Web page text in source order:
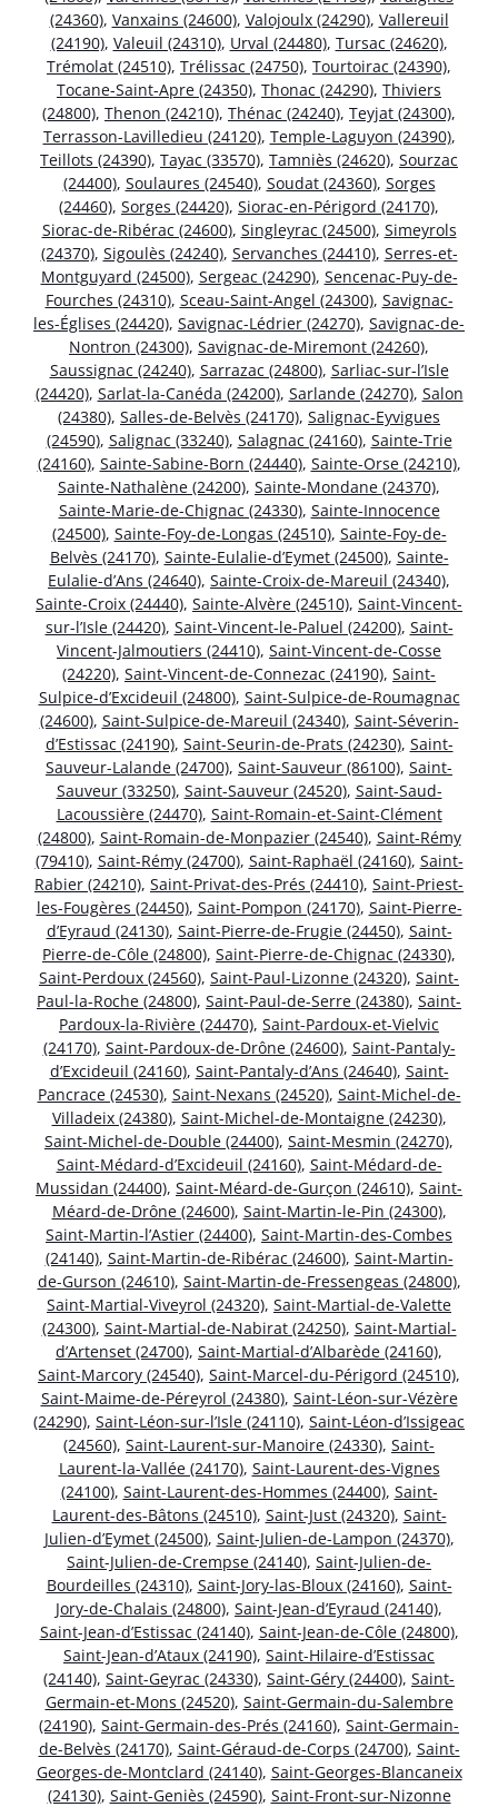
(24360), Vanxains (24600), Valojoulx (24290), Vallereuil
(24190), Valeuil (24310), Urval (24480), Tursac (24620),
Trémolat (24510), Trélissac (24750), Tourtoirac (24390),
Tocane-Saint-Apre (24350), Thonac (24290), Thiviers
(24800), Thenon (24210), Thénac (24240), Teyjat (24300),
Terrasson-Lavilledieu (24120), Temple-Laguyon (24390),
Teillots (24390), Tayac (33570), Tamniès (24620), Sourzac
(24400), Soulaures (24540), Soudat (24360), Sorges
(24460), Sorges (24420), Siorac-en-Périgord (24170),
Siorac-de-Ribérac (24600), Singleyrac (24500), Simeyrols
(24370), Sigoulès (24240), Servanches (24410), Serres-et-
Montguyard (24500), Sergeac (24290), Sencenac-Puy-de-
Fourches (24310), Sceau-Saint-Angel (24300), Savignac-
les-Églises (24420), Savignac-Lédrier (24270), Savignac-de-
Nontron (24300), Savignac-de-Miremont (24260),
Saussignac (24240), Sarrazac (24800), Sarliac-sur-l’Isle
(24420), Sarlat-la-Canéda (24200), Sarlande (24270), Salon
(24380), Salles-de-Belvès (24170), Salignac-Eyvigues
(24590), Salignac (33240), Salagnac (24160), Sainte-Trie
(24160), Sainte-Sabine-Born (24440), Sainte-Orse (24210),
Sainte-Nathalène (24200), Sainte-Mondane (24370),
Sainte-Marie-de-Chignac (24330), Sainte-Innocence
(24500), Sainte-Foy-de-Longas (24510), Sainte-Foy-de-
Belvès (24170), Sainte-Eulalie-d’Eymet (24500), Sainte-
Eulalie-d’Ans (24640), Sainte-Croix-de-Mareuil (24340),
Sainte-Croix (24440), Sainte-Alvère (24510), Saint-Vincent-
sur-l’Isle (24420), Saint-Vincent-le-Paluel (24200), Saint-
Vincent-Jalmoutiers (24410), Saint-Vincent-de-Cosse
(24220), Saint-Vincent-de-Connezac (24190), Saint-
Sulpice-d’Excideuil (24800), Saint-Sulpice-de-Roumagnac
(24600), Saint-Sulpice-de-Mareuil (24340), Saint-Séverin-
d’Estissac (24190), Saint-Seurin-de-Prats (24230), Saint-
Sauveur-Lalande (24700), Saint-Sauveur (86100), Saint-
Sauveur (33250), Saint-Sauveur (24520), Saint-Saud-
Lacoussière (24470), Saint-Romain-et-Saint-Clément
(24800), Saint-Romain-de-Monpazier (24540), Saint-Rémy
(79410), Saint-Rémy (24700), Saint-Raphaël (24160), Saint-
Rabier (24210), Saint-Privat-des-Prés (24410), Saint-Priest-
les-Fougères (24450), Saint-Pompon (24170), Saint-Pierre-
d’Eyraud (24130), Saint-Pierre-de-Frugie (24450), Saint-
Pierre-de-Côle (24800), Saint-Pierre-de-Chignac (24330),
Saint-Perdoux (24560), Saint-Paul-Lizonne (24320), Saint-
Paul-la-Roche (24800), Saint-Paul-de-Serre (24380), Saint-
Pardoux-la-Rivière (24470), Saint-Pardoux-et-Vielvic
(24170), Saint-Pardoux-de-Drône (24600), Saint-Pantaly-
d’Excideuil (24160), Saint-Pantaly-d’Ans (24640), Saint-
Pancrace (24530), Saint-Nexans (24520), Saint-Michel-de-
Villadeix (24380), Saint-Michel-de-Montaigne (24230),
Saint-Michel-de-Double (24400), Saint-Mesmin (24270),
Saint-Médard-d’Excideuil (24160), Saint-Médard-de-
Mussidan (24400), Saint-Méard-de-Gurçon (24610), Saint-
Méard-de-Drône (24600), Saint-Martin-le-Pin (24300),
Saint-Martin-l’Astier (24400), Saint-Martin-des-Combes
(24140), Saint-Martin-de-Ribérac (24600), Saint-Martin-
de-Gurson (24610), Saint-Martin-de-Fressengeas (24800),
Saint-Martial-Viveyrol (24320), Saint-Martial-de-Valette
(24300), Saint-Martial-de-Nabirat (24250), Saint-Martial-
d’Artenset (24700), Saint-Martial-d’Albarède (24160),
Saint-Marcory (24540), Saint-Marcel-du-Périgord (24510),
Saint-Maime-de-Péreyrol (24380), Saint-Léon-sur-Vézère
(24290), Saint-Léon-sur-l’Isle (24110), Saint-Léon-d’Issigeac
(24560), Saint-Laurent-sur-Manoire (24330), Saint-
Laurent-la-Vallée (24170), Saint-Laurent-des-Vignes
(24100), Saint-Laurent-des-Hommes (24400), Saint-
Laurent-des-Bâtons (24510), Saint-Just (24320), Saint-
Julien-d’Eymet (24500), Saint-Julien-de-Lampon (24370),
Saint-Julien-de-Crempse (24140), Saint-Julien-de-
Bourdeilles (24310), Saint-Jory-las-Bloux (24160), Saint-
Jory-de-Chalais (24800), Saint-Jean-d’Eyraud (24140),
Saint-Jean-d’Estissac (24140), Saint-Jean-de-Côle (24800),
Saint-Jean-d’Ataux (24190), Saint-Hilaire-d’Estissac
(24140), Saint-Geyrac (24330), Saint-Géry (24400), Saint-
Germain-et-Mons (24520), Saint-Germain-du-Salembre
(24190), Saint-Germain-des-Prés (24160), Saint-Germain-
de-Belvès (24170), Saint-Géraud-de-Corps (24700), Saint-
Georges-de-Montclard (24140), Saint-Georges-Blancaneix
(24130), Saint-Geniès (24590), Saint-Front-sur-Nizonne